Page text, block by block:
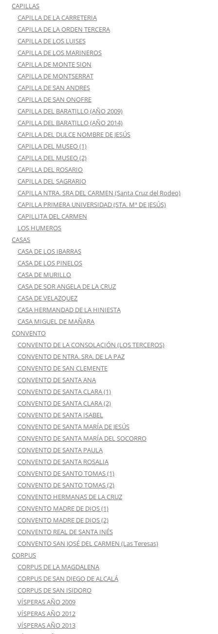
CAPILLAS
CAPILLA DE LA CARRETERIA
CAPILLA DE LA ORDEN TERCERA
CAPILLA DE LOS LUISES
CAPILLA DE LOS MARINEROS
CAPILLA DE MONTE SION
CAPILLA DE MONTSERRAT
CAPILLA DE SAN ANDRES
CAPILLA DE SAN ONOFRE
CAPILLA DEL BARATILLO (AÑO 2009)
CAPILLA DEL BARATILLO (AÑO 2014)
CAPILLA DEL DULCE NOMBRE DE JESÚS
CAPILLA DEL MUSEO (1)
CAPILLA DEL MUSEO (2)
CAPILLA DEL ROSARIO
CAPILLA DEL SAGRARIO
CAPILLA NTRA. SRA DEL CARMEN (Santa Cruz del Rodeo)
CAPILLA PRIMERA UNIVERSIDAD (STA. Mª DE JESÚS)
CAPILLITA DEL CARMEN
LOS HUMEROS
CASAS
CASA DE LOS IBARRAS
CASA DE LOS PINELOS
CASA DE MURILLO
CASA DE SOR ANGELA DE LA CRUZ
CASA DE VELAZQUEZ
CASA HERMANDAD DE LA HINIESTA
CASA MIGUEL DE MAÑARA
CONVENTO
CONVENTO DE LA CONSOLACIÓN (LOS TERCEROS)
CONVENTO DE NTRA. SRA. DE LA PAZ
CONVENTO DE SAN CLEMENTE
CONVENTO DE SANTA ANA
CONVENTO DE SANTA CLARA (1)
CONVENTO DE SANTA CLARA (2)
CONVENTO DE SANTA ISABEL
CONVENTO DE SANTA MARÍA DE JESÚS
CONVENTO DE SANTA MARÍA DEL SOCORRO
CONVENTO DE SANTA PAULA
CONVENTO DE SANTA ROSALIA
CONVENTO DE SANTO TOMAS (1)
CONVENTO DE SANTO TOMAS (2)
CONVENTO HERMANAS DE LA CRUZ
CONVENTO MADRE DE DIOS (1)
CONVENTO MADRE DE DIOS (2)
CONVENTO REAL DE SANTA INÉS
CONVENTO SAN JOSÉ DEL CARMEN (Las Teresas)
CORPUS
CORPUS DE LA MAGDALENA
CORPUS DE SAN DIEGO DE ALCALÁ
CORPUS DE SAN ISIDORO
VÍSPERAS AÑO 2009
VÍSPERAS AÑO 2012
VÍSPERAS AÑO 2013